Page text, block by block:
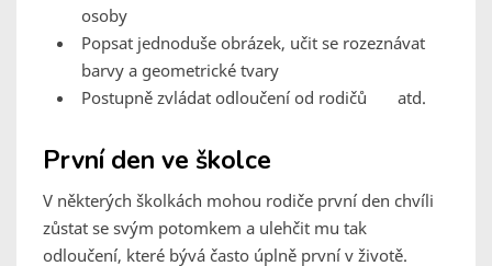
osoby
Popsat jednoduše obrázek, učit se rozeznávat
barvy a geometrické tvary
Postupně zvládat odloučení od rodičů atd.
První den ve školce
V některých školkách mohou rodiče první den chvíli
zůstat se svým potomkem a ulehčit mu tak
odloučení, které bývá často úplně první v životě.